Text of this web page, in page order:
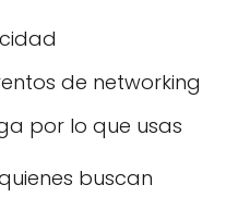
de networking
por lo que usas
buscan